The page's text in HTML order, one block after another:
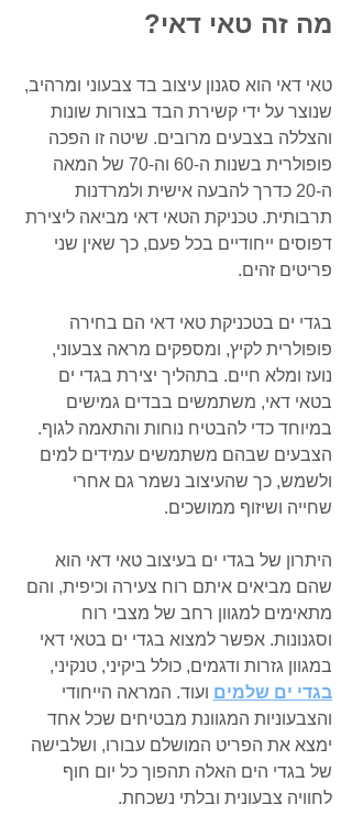
מה זה טאי דאי?
טאי דאי הוא סגנון עיצוב בד צבעוני ומרהיב,
שנוצר על ידי קשירת הבד בצורות שונות
והצללה בצבעים מרובים. שיטה זו הפכה
פופולרית בשנות ה-60 וה-70 של המאה
ה-20 כדרך להבעה אישית ולמרדנות
תרבותית. טכניקת הטאי דאי מביאה ליצירת
דפוסים ייחודיים בכל פעם, כך שאין שני
פריטים זהים.
בגדי ים בטכניקת טאי דאי הם בחירה
פופולרית לקיץ, ומספקים מראה צבעוני,
נועז ומלא חיים. בתהליך יצירת בגדי ים
בטאי דאי, משתמשים בבדים גמישים
במיוחד כדי להבטיח נוחות והתאמה לגוף.
הצבעים שבהם משתמשים עמידים למים
ולשמש, כך שהעיצוב נשמר גם אחרי
שחייה ושיזוף ממושכים.
היתרון של בגדי ים בעיצוב טאי דאי הוא
שהם מביאים איתם רוח צעירה וכיפית, והם
מתאימים למגוון רחב של מצבי רוח
וסגנונות. אפשר למצוא בגדי ים בטאי דאי
במגוון גזרות ודגמים, כולל ביקיני, טנקיני,
בגדי ים שלמים ועוד. המראה הייחודי
והצבעוניות המגוונת מבטיחים שכל אחד
ימצא את הפריט המושלם עבורו, ושלבישה
של בגדי הים האלה תהפוך כל יום חוף
לחוויה צבעונית ובלתי נשכחת.